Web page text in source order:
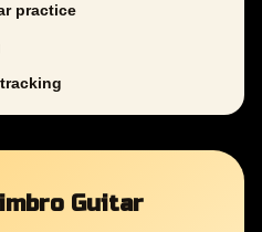
practice
Guitar